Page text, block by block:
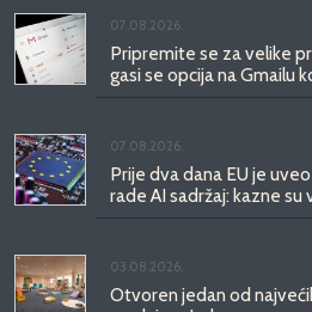
07.08.2026.
Pripremite se za velike
gasi se opcija na Gmailu
07.08.2026.
Prije dva dana EU je
rade AI sadržaj: kazne su
03.08.2026.
Otvoren jedan od